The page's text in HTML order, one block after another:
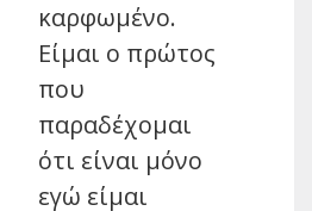
καρφωμένο.
Είμαι ο πρώτος
που
παραδέχομαι
ότι είναι μόνο
εγώ είμαι